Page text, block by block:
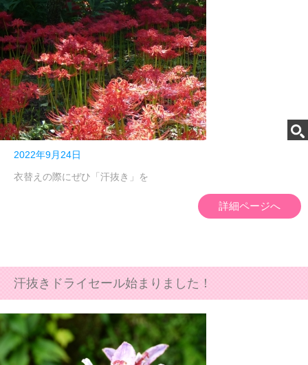
2022年9月24日
衣替えの際にぜひ「汗抜き」を
詳細ページへ
汗抜きドライセール始まりました！